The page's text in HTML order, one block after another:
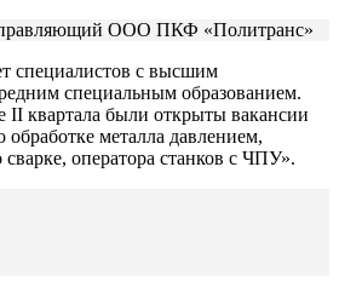
ООО ПКФ «Политранс»
специалистов с высшим
специальным образованием.
II квартала были открыты вакансии
металла давлением,
оператора станков с ЧПУ».